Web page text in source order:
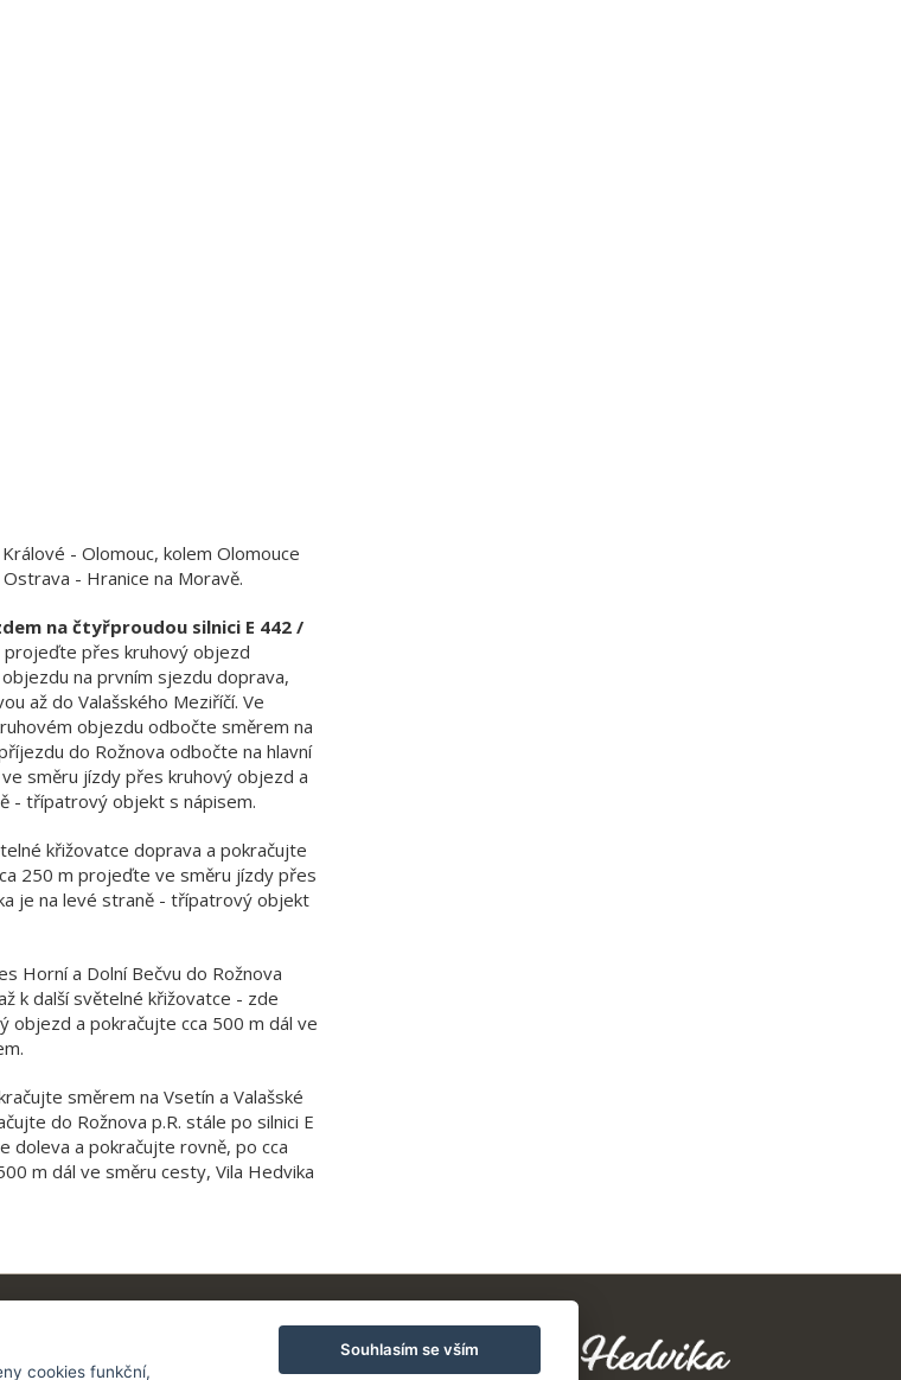
- Olomouc, kolem Olomouce
- Hranice na Moravě.
na čtyřproudou silnici E 442 /
projeďte přes kruhový objezd
na prvním sjezdu doprava,
až do Valašského Meziříčí. Ve
objezdu odbočte směrem na
do Rožnova odbočte na hlavní
směru jízdy přes kruhový objezd a
- třípatrový objekt s nápisem.
křižovatce doprava a pokračujte
250 m projeďte ve směru jízdy přes
je na levé straně - třípatrový objekt
Horní a Dolní Bečvu do Rožnova
k další světelné křižovatce - zde
a pokračujte cca 500 m dál ve
směrem na Vsetín a Valašské
do Rožnova p.R. stále po silnici E
doleva a pokračujte rovně, po cca
m dál ve směru cesty, Vila Hedvika
Apartmány Vila Hedvika Rožnov
pod Radhoštěm
cookies funkční,
Souhlasím se vším